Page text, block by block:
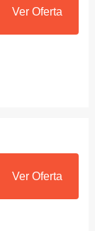
Ver Oferta
Ver Oferta